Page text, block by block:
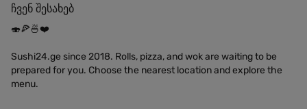
ჩვენ შესახებ
🍣🍕🍜❤️
Sushi24.ge since 2018. Rolls, pizza, and wok are waiting to be
prepared for you. Choose the nearest location and explore the
menu.